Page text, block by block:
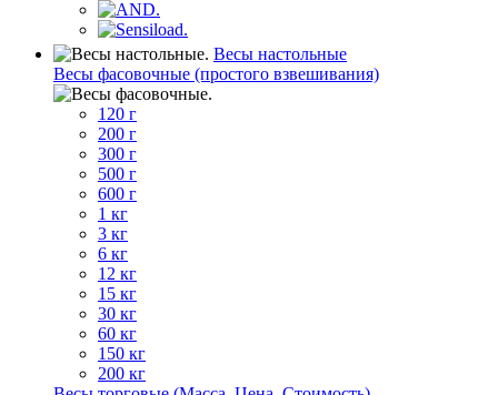
Весы настольные
Весы фасовочные (простого взвешивания)
120 г
200 г
300 г
500 г
600 г
1 кг
3 кг
6 кг
12 кг
15 кг
30 кг
60 кг
150 кг
200 кг